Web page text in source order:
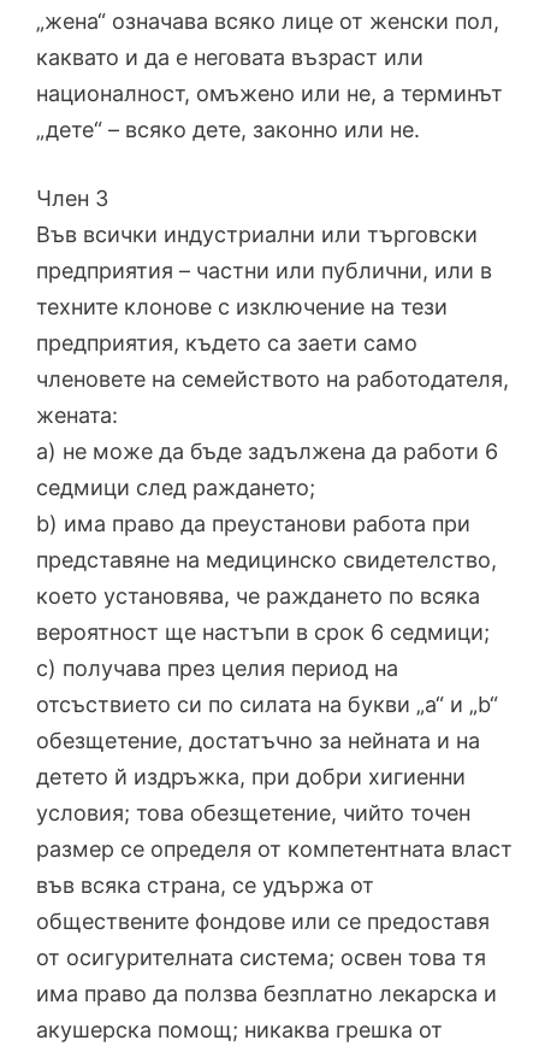
„жена“ означава всяко лице от женски пол,
каквато и да е неговата възраст или
националност, омъжено или не, а терминът
„дете“ – всяко дете, законно или не.
Член 3
Във всички индустриални или търговски
предприятия – частни или публични, или в
техните клонове с изключение на тези
предприятия, където са заети само
членовете на семейството на работодателя,
жената:
a) не може да бъде задължена да работи 6
седмици след раждането;
b) има право да преустанови работа при
представяне на медицинско свидетелство,
което установява, че раждането по всяка
вероятност ще настъпи в срок 6 седмици;
c) получава през целия период на
отсъствието си по силата на букви „а“ и „b“
обезщетение, достатъчно за нейната и на
детето й издръжка, при добри хигиенни
условия; това обезщетение, чийто точен
размер се определя от компетентната власт
във всяка страна, се удържа от
обществените фондове или се предоставя
от осигурителната система; освен това тя
има право да ползва безплатно лекарска и
акушерска помощ; никаква грешка от